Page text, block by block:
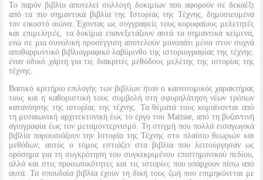
Το παρόν βιβλίο αποτελεί συλλογή δοκιμίων που αφορούν σε δεκαέξι
από τα πιο σημαντικά βιβλία της Ιστορίας της Τέχνης, δημοσιευμένα
τον εικοστό αιώνα. Έχοντας ως συγγραφείς τους κορυφαίους μελετητές
και επιμελητές, τα δοκίμια επανεξετάζουν αυτά τα σημαντικά κείμενα,
ενώ σε μια συνολική προσέγγιση αποτελούν μονοπάτι μέσα στον συχνά
αποθαρρυντικό βιβλιογραφικό λαβύρινθο της ιστοριογραφίας της τέχνης:
έναν οδικό χάρτη για τις διακριτές μεθόδους μελέτης της ιστορίας της
τέχνης.
Βασικό κριτήριο επιλογής των βιβλίων ήταν ο καινοτομικός χαρακτήρας
τους και η καθοριστική τους συμβολή στη σφυρηλάτηση νέων τρόπων
κατανόησης της ιστορίας της τέχνης. Τα θέματά τους κυμαίνονται από
τη μεσαιωνική αρχιτεκτονική έως το έργο του Matisse, από τη βυζαντινή
αγιογραφία έως τον μεταμοντερνισμό. Τη στιγμή που πολλά εισαγωγικά
βιβλία παρουσιάζουν την Ιστορία της Τέχνης στο πλαίσιο θεωριών και
μεθόδων, αυτός ο τόμος εστιάζει στα βιβλία που λειτούργησαν ως
ορόσημα για τη συγκρότηση του συγκεκριμένου επιστημονικού πεδίου,
αλλά και στις προσωπικότητες και τις ιστορίες που υπάρχουν πίσω από
αυτά. Τα σπουδαία βιβλία έχουν τη δική τους ζωή που επιμηκύνεται με